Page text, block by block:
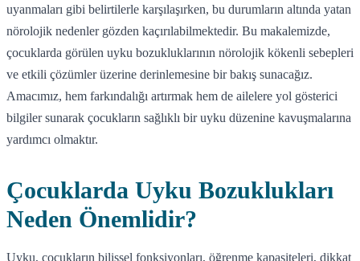
uyanmaları gibi belirtilerle karşılaşırken, bu durumların altında yatan
nörolojik nedenlergözden kaçırılabilmektedir. Bu makalemizde,
çocuklarda görülen uyku bozukluklarının nörolojik kökenli sebepleri
ve etkili çözümlerüzerine derinlemesine bir bakış sunacağız.
Amacımız, hem farkındalığı artırmak hem de ailelere yol gösterici
bilgiler sunarak çocukların sağlıklı bir uyku düzenine kavuşmalarına
yardımcı olmaktır.
Çocuklarda Uyku Bozuklukları
Neden Önemlidir?
Uyku, çocukların bilişsel fonksiyonları, öğrenme kapasiteleri, dikkat